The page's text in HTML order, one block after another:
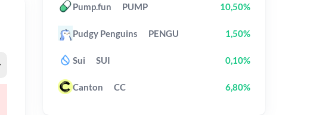
Pump.fun PUMP 10,50%
Pudgy Penguins PENGU 1,50%
Sui SUI 0,10%
Canton CC 6,80%